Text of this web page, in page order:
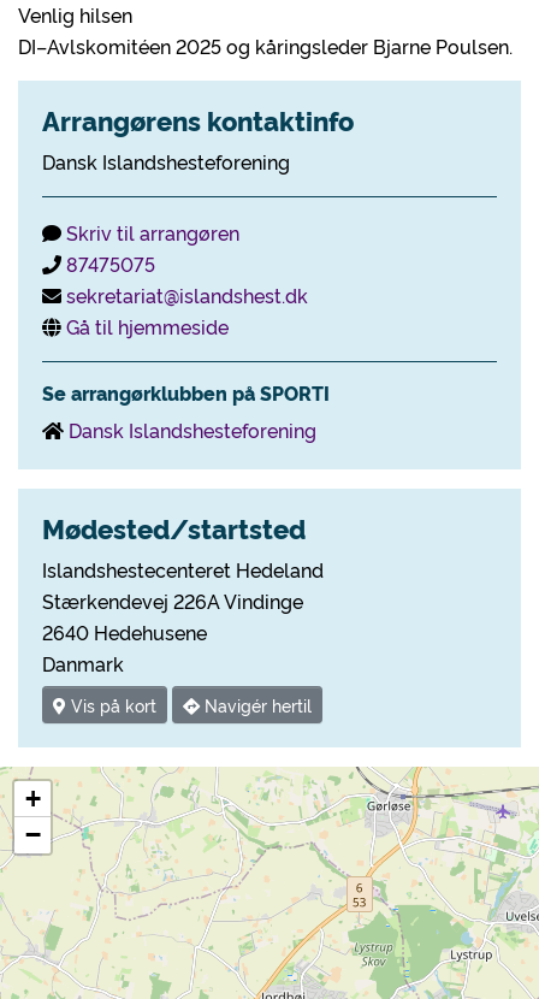
Venlig hilsen
DI–Avlskomitéen 2025 og kåringsleder Bjarne Poulsen.
Arrangørens kontaktinfo
Dansk Islandshesteforening
Skriv til arrangøren
87475075
sekretariat@islandshest.dk
Gå til hjemmeside
Se arrangørklubben på SPORTI
Dansk Islandshesteforening
Mødested/startsted
Islandshestecenteret Hedeland
Stærkendevej 226A Vindinge
2640 Hedehusene
Danmark
Vis på kort Navigér hertil
+
−